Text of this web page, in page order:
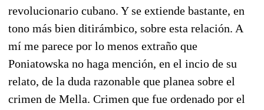
revolucionario cubano. Y se extiende bastante, en
tono más bien ditirámbico, sobre esta relación. A
mí me parece por lo menos extraño que
Poniatowska no haga mención, en el incio de su
relato, de la duda razonable que planea sobre el
crimen de Mella. Crimen que fue ordenado por el